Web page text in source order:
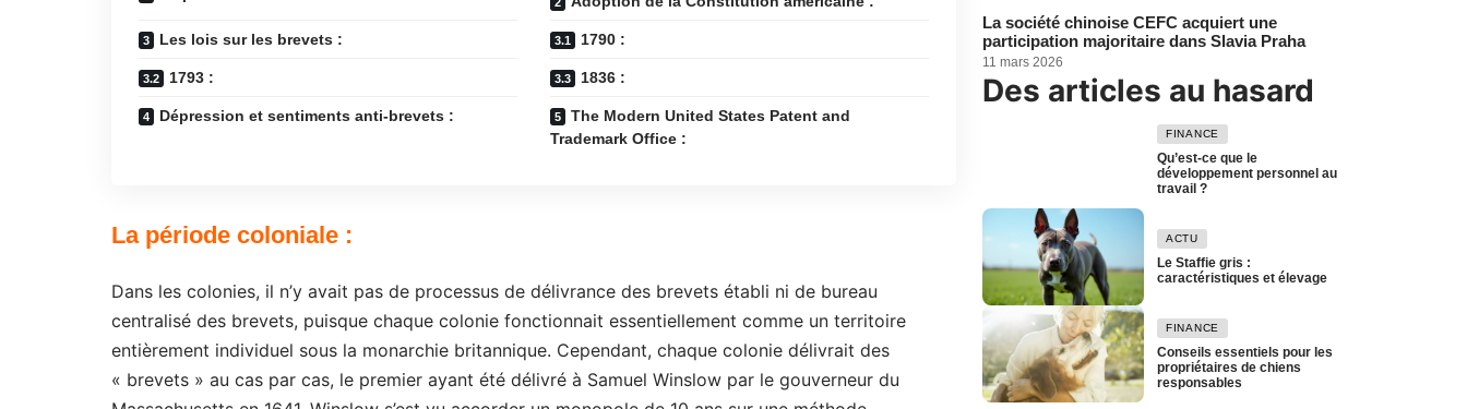
Les lois sur les brevets : 1790 :
1793 : 1836 :
Dépression et sentiments anti-brevets :
The Modern United States Patent and
Trademark Office :
La période coloniale :
Dans les colonies, il n’y avait pas de processus de délivrance des brevets établi ni de bureau
centralisé des brevets, puisque chaque colonie fonctionnait essentiellement comme un territoire
entièrement individuel sous la monarchie britannique. Cependant, chaque colonie délivrait des
« brevets » au cas par cas, le premier ayant été délivré à Samuel Winslow par le gouverneur du
La société chinoise CEFC acquiert une
participation majoritaire dans Slavia Praha
11 mars 2026
Des articles au hasard
FINANCE
Qu’est-ce que le
développement personnel au
travail ?
ACTU
Le Staffie gris :
caractéristiques et élevage
FINANCE
Conseils essentiels pour les
propriétaires de chiens
responsables